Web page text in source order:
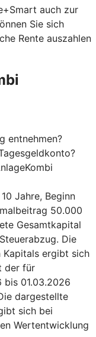
auch zur
Sie sich
Rente auszahlen
entnehmen?
Jahre, Beginn
50.000
Gesamtkapital
Die
Kapitals ergibt sich
der für
bis 01.03.2026
dargestellte
sich bei
Wertentwicklung